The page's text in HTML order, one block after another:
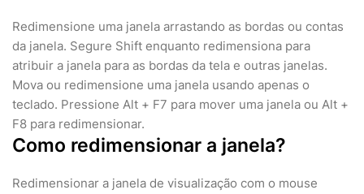
Redimensione uma janela arrastando as bordas ou contas
da janela. Segure Shift enquanto redimensiona para
atribuir a janela para as bordas da tela e outras janelas.
Mova ou redimensione uma janela usando apenas o
teclado. Pressione Alt + F7 para mover uma janela ou Alt +
F8 para redimensionar.
Como redimensionar a janela?
Redimensionar a janela de visualização com o mouse